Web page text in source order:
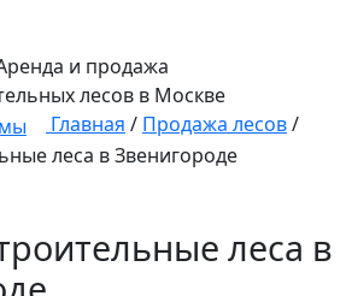
и продажа
лесов в Москве
Главная / Продажа лесов/
леса в Звенигороде
леса в